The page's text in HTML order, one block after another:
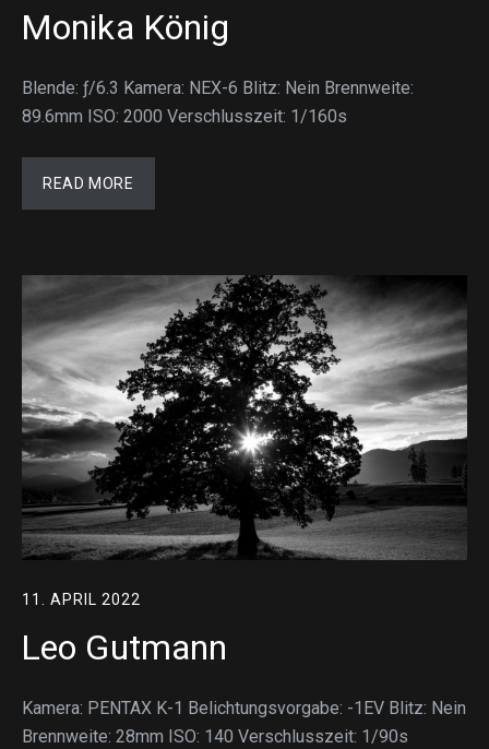
Monika König
Blende: ƒ/6.3 Kamera: NEX-6 Blitz: Nein Brennweite:
89.6mm ISO: 2000 Verschlusszeit: 1/160s
READ MORE
11. APRIL 2022
Leo Gutmann
Kamera: PENTAX K-1 Belichtungsvorgabe: -1EV Blitz: Nein
Brennweite: 28mm ISO: 140 Verschlusszeit: 1/90s